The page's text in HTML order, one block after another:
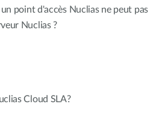
point d'accès Nuclias ne peut pas
Nuclias ?
Cloud SLA?